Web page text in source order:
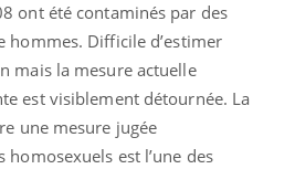
ont été contaminés par des
hommes. Difficile d’estimer
mais la mesure actuelle
est visiblement détournée. La
une mesure jugée
est l’une des